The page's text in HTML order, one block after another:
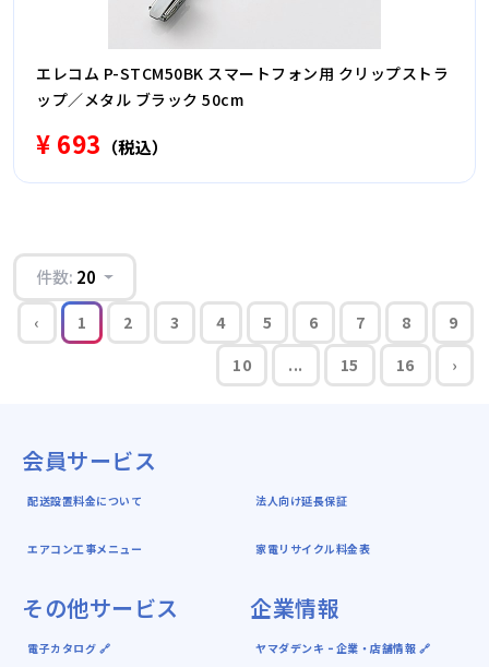
エレコム P-STCM50BK スマートフォン用 クリップストラ
ップ／メタル ブラック 50cm
¥ 693 （税込）
件数: 20
‹ 1 2 3 4 5 6 7 8
9
10
... 15 16 ›
会員サービス
配送設置料金について
エアコン工事メニュー
法人向け延長保証
家電リサイクル料金表
その他サービス
電子カタログ 🔗
企業情報
ヤマダデンキ ｰ 企業・店舗情報 🔗